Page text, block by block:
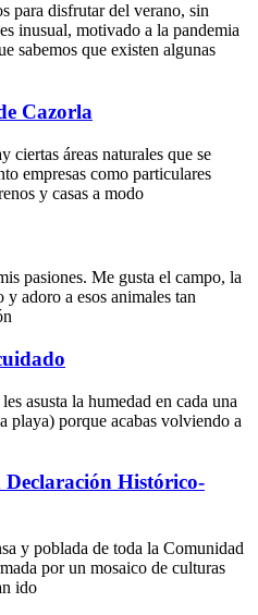
para disfrutar del verano, sin
inusual, motivado a la pandemia
sabemos que existen algunas
Cazorla
ciertas áreas naturales que se
empresas como particulares
y casas a modo
pasiones. Me gusta el campo, la
adoro a esos animales tan
asusta la humedad en cada una
playa) porque acabas volviendo a
Histórico-
y poblada de toda la Comunidad
por un mosaico de culturas
ido